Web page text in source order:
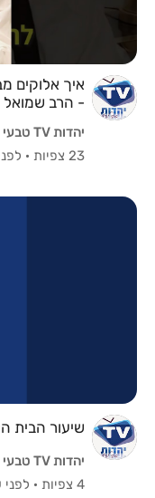
איך אלוקים
- הרב שמואל
יהדות TV טבעי לדעת
23 צפיות
·
שיעור הבית
יהדות TV טבעי לדעת
4 צפיות
· לפני